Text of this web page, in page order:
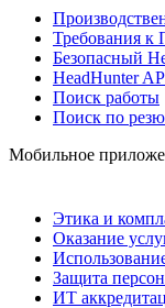
Требования к
Безопасный
HeadHunter
Поиск работы
Поиск по
Мобильное
Этика и
Оказание
Защита
ИТ